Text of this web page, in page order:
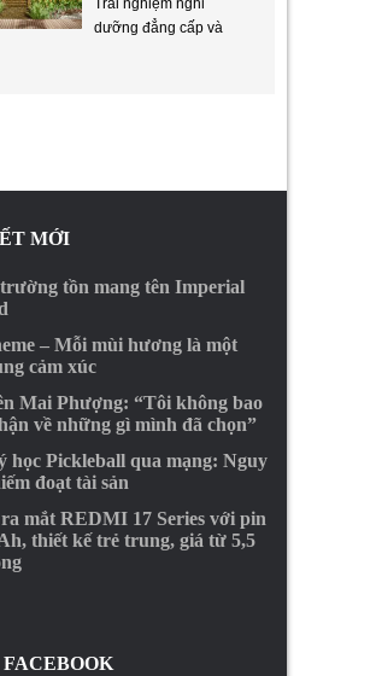
Trải nghiệm nghỉ
dưỡng đẳng cấp và
MỚI
tồn mang tên Imperial
– Mỗi mùi hương là một
cảm xúc
Mai Phượng: “Tôi không bao
về những gì mình đã chọn”
học Pickleball qua mạng: Nguy
đoạt tài sản
mắt REDMI 17 Series với pin
thiết kế trẻ trung, giá từ 5,5